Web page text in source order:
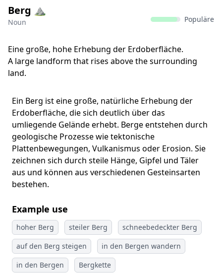
Berg ⛰️
Noun Populäre
Eine große, hohe Erhebung der Erdoberfläche.
A large landform that rises above the surrounding
land.
Ein Berg ist eine große, natürliche Erhebung der
Erdoberfläche, die sich deutlich über das
umliegende Gelände erhebt. Berge entstehen durch
geologische Prozesse wie tektonische
Plattenbewegungen, Vulkanismus oder Erosion. Sie
zeichnen sich durch steile Hänge, Gipfel und Täler
aus und können aus verschiedenen Gesteinsarten
bestehen.
Example use
hoher Berg steiler Berg
schneebedeckter Berg
auf den Berg steigen
in den Bergen wandern
in den Bergen
Bergkette